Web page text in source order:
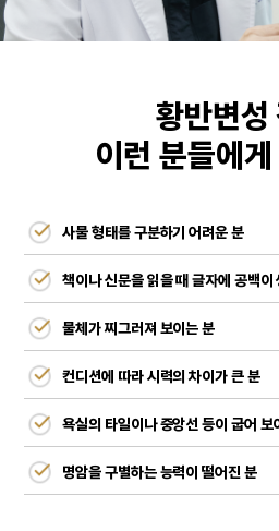
황반변성
이런 분들에
사물 형태를 구분하기 어려운 분
책이나 신문을 읽을 때 글자에 공백이
물체가 찌그러져 보이는 분
컨디션에 따라 시력의 차이가 큰 분
욕실의 타일이나 중앙선 등이 굽어 보
명암을 구별하는 능력이 떨어진 분